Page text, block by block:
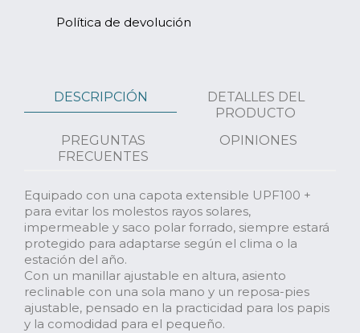
Política de devolución
DESCRIPCIÓN
DETALLES DEL
PRODUCTO
PREGUNTAS
FRECUENTES
OPINIONES
Equipado con una capota extensible UPF100 +
para evitar los molestos rayos solares,
impermeable y saco polar forrado, siempre estará
protegido para adaptarse según el clima o la
estación del año.
Con un manillar ajustable en altura, asiento
reclinable con una sola mano y un reposa-pies
ajustable, pensado en la practicidad para los papis
y la comodidad para el pequeño.